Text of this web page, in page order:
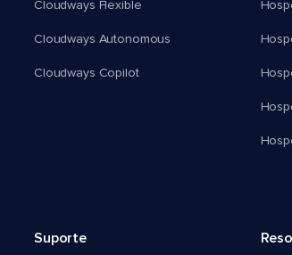
Cloudways Flexible
Cloudways Autonomous
Cloudways Copilot
Suporte